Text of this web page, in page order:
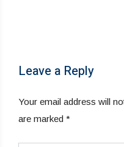
Leave a Reply
Your email address will
are marked *